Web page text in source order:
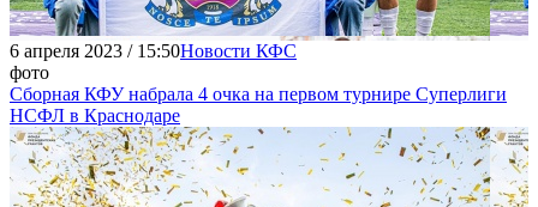
6 апреля 2023 / 15:50Новости КФС
фото
Сборная КФУ набрала 4 очка на первом турнире Суперлиги
НСФЛ в Краснодаре